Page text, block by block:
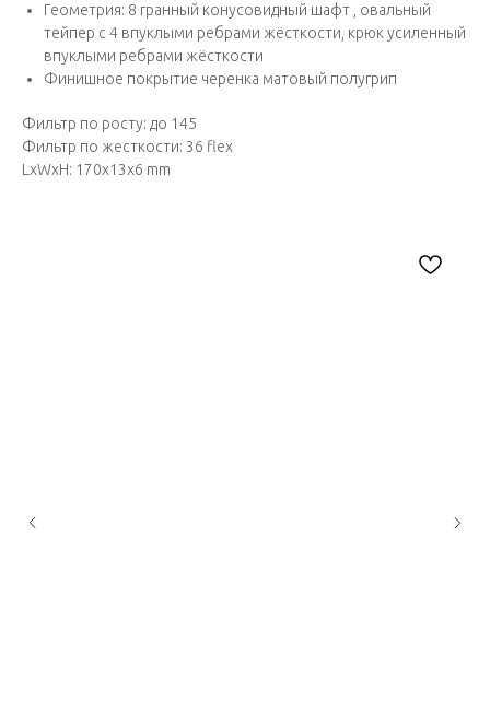
Геометрия: 8 гранный конусовидный шафт , овальный
тейпер с 4 впуклыми ребрами жёсткости, крюк усиленный
впуклыми ребрами жёсткости
Финишное покрытие черенка матовый полугрип
Фильтр по росту: до 145
Фильтр по жесткости: 36 flex
LxWxH: 170x13x6 mm